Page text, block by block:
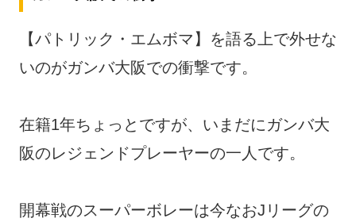
【パトリック・エムボマ】を語る上で外せな
いのがガンバ大阪での衝撃です。
在籍1年ちょっとですが、いまだにガンバ大
阪のレジェンドプレーヤーの一人です。
開幕戦のスーパーボレーは今なおJリーグの